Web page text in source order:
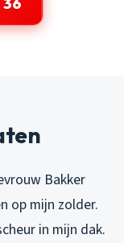
Bakker
op mijn zolder.
in mijn dak.